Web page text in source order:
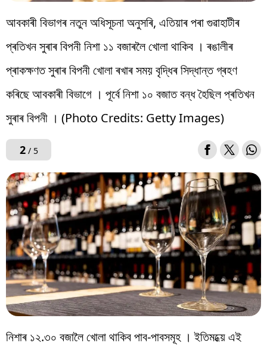
আবকাৰী বিভাগৰ নতুন অধিসূচনা অনুসৰি, এতিয়াৰ পৰা গুৱাহাটীৰ
প্ৰতিখন সুৰাৰ বিপনী নিশা ১১ বজাৰলৈ খোলা থাকিব । ৰঙালীৰ
প্ৰাকক্ষণত সুৰাৰ বিপনী খোলা ৰখাৰ সময় বৃদ্ধিৰ সিদ্ধান্ত গ্ৰহণ
কৰিছে আবকাৰী বিভাগে । পূৰ্বে নিশা ১০ বজাত বন্ধ হৈছিল প্ৰতিখন
সুৰাৰ বিপনী । (Photo Credits: Getty Images)
2/ 5
নিশাৰ ১২.৩০ বজালৈ খোলা থাকিব পাব-পাবসমূহ । ইতিমধ্য়ে এই